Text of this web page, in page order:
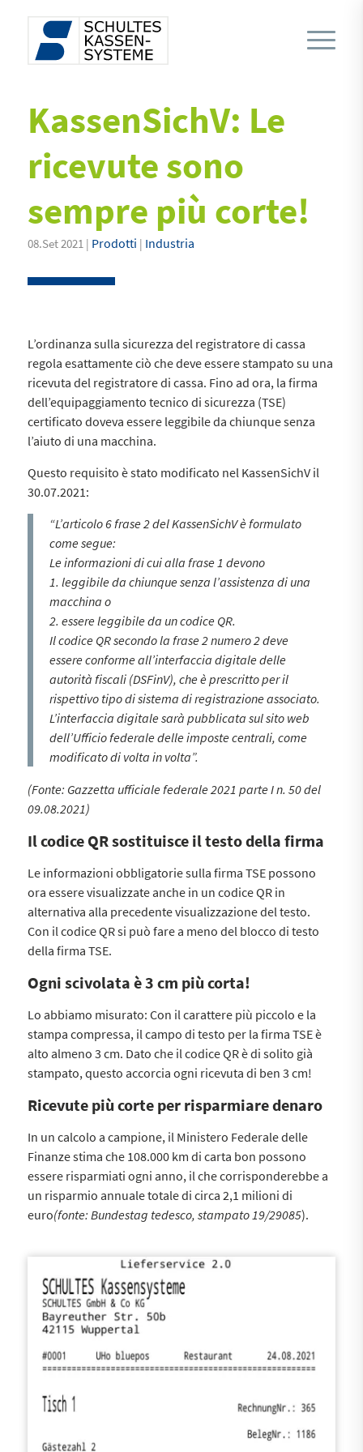
KassenSichV: Le
ricevute sono
sempre più corte!
08.Set 2021 | Prodotti | Industria
L’ordinanza sulla sicurezza del registratore di cassa
regola esattamente ciò che deve essere stampato su una
ricevuta del registratore di cassa. Fino ad ora, la firma
dell’equipaggiamento tecnico di sicurezza (TSE)
certificato doveva essere leggibile da chiunque senza
l’aiuto di una macchina.
Questo requisito è stato modificato nel KassenSichV il
30.07.2021:
“L’articolo 6 frase 2 del KassenSichV è formulato
come segue:
Le informazioni di cui alla frase 1 devono
1. leggibile da chiunque senza l’assistenza di una
macchina o
2. essere leggibile da un codice QR.
Il codice QR secondo la frase 2 numero 2 deve
essere conforme all’interfaccia digitale delle
autorità fiscali (DSFinV), che è prescritto per il
rispettivo tipo di sistema di registrazione associato.
L’interfaccia digitale sarà pubblicata sul sito web
dell’Ufficio federale delle imposte centrali, come
modificato di volta in volta”.
(Fonte: Gazzetta ufficiale federale 2021 parte I n. 50 del
09.08.2021)
Il codice QR sostituisce il testo della firma
Le informazioni obbligatorie sulla firma TSE possono
ora essere visualizzate anche in un codice QR in
alternativa alla precedente visualizzazione del testo.
Con il codice QR si può fare a meno del blocco di testo
della firma TSE.
Ogni scivolata è 3 cm più corta!
Lo abbiamo misurato: Con il carattere più piccolo e la
stampa compressa, il campo di testo per la firma TSE è
alto almeno 3 cm. Dato che il codice QR è di solito già
stampato, questo accorcia ogni ricevuta di ben 3 cm!
Ricevute più corte per risparmiare denaro
In un calcolo a campione, il Ministero Federale delle
Finanze stima che 108.000 km di carta bon possono
essere risparmiati ogni anno, il che corrisponderebbe a
un risparmio annuale totale di circa 2,1 milioni di
euro(fonte: Bundestag tedesco, stampato 19/29085).